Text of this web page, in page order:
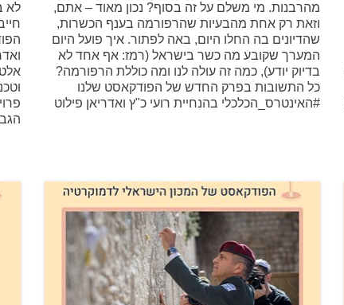
מהרבנות. מי משלם על זה בסוף? נכון מאוד – אתם,
וזאת רק אחת מהבעיות שהרפורמה בענף הכשרות,
שהדיונים בה החלו היום, באה לפתור. איך פועל היום
המערך שקובע מה כשר בישראל (רמז: אף אחד לא
בדיוק יודע), כמה זה עולה לנו ומה כוללת הרפורמה?
כל התשובות בפרק החדש של הפודקאסט שלנו
#האינטרס_הכלכלי בהנחיית רועי כ"ץ ואדריאן פילוט
לא